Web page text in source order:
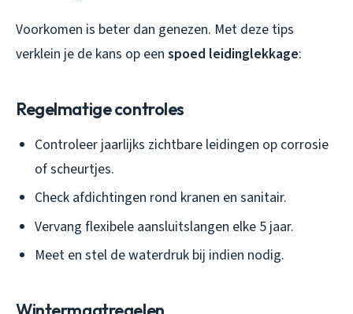
Voorkomen is beter dan genezen. Met deze tips
verklein je de kans op een spoed leidinglekkage:
Regelmatige controles
Controleer jaarlijks zichtbare leidingen op corrosie
of scheurtjes.
Check afdichtingen rond kranen en sanitair.
Vervang flexibele aansluitslangen elke 5 jaar.
Meet en stel de waterdruk bij indien nodig.